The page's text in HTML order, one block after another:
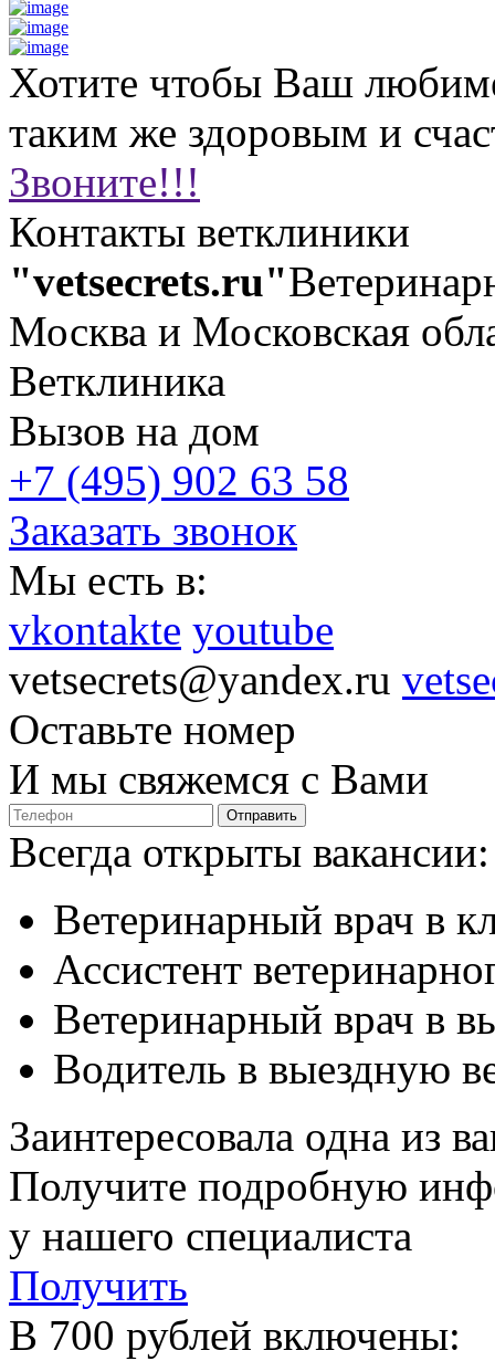
Хотите чтобы Ваш
таким же здоровым и
Звоните!!!
Контакты ветклиники
"vetsecrets.ru"
Москва и Московская
Ветклиника
Вызов на дом
+7 (495) 902 63 58
Заказать звонок
Мы есть в:
vkontakte youtube
vetsecrets@yandex.ru
Оставьте номер
И мы свяжемся с Вами
Отправить
Всегда открыты вакансии:
Ветеринарный врач в
Ассистент
Ветеринарный врач в
Водитель в выездную
Заинтересовала одна из
Получите подробную
у нашего специалиста
Получить
В 700 рублей включены: